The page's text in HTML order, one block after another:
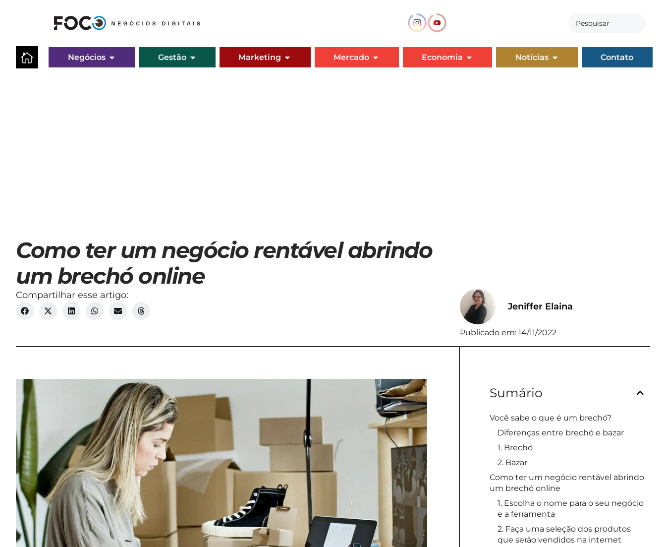
Negócios Gestão Marketing Mercado Economia Notícias Contato
Como ter um negócio rentável abrindo
um brechó online
Compartilhar esse artigo:
Jeniffer Elaina
Publicado em: 14/11/2022
Sumário
Você sabe o que é um brechó?
Diferenças entre brechó e bazar
1. Brechó
2. Bazar
Como ter um negócio rentável abrindo
um brechó online
1. Escolha o nome para o seu negócio
e a ferramenta
2. Faça uma seleção dos produtos
que serão vendidos na internet